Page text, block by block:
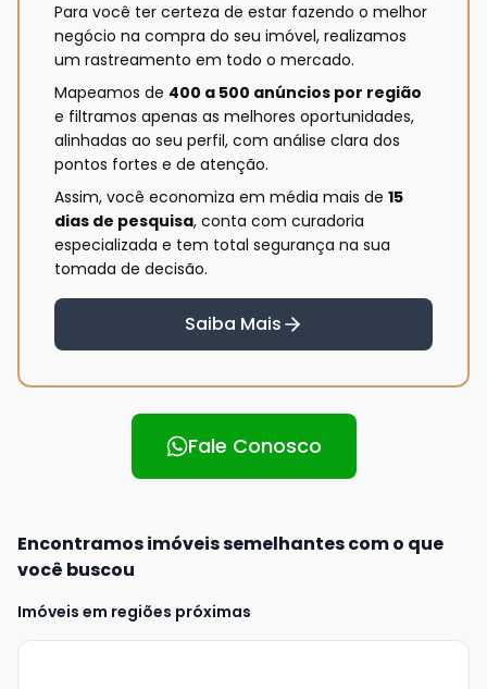
Para você ter certeza de estar fazendo o melhor
negócio na compra do seu imóvel, realizamos
um rastreamento em todo o mercado.
Mapeamos de 400 a 500 anúncios por região
e filtramos apenas as melhores oportunidades,
alinhadas ao seu perfil, com análise clara dos
pontos fortes e de atenção.
Assim, você economiza em média mais de 15
dias de pesquisa, conta com curadoria
especializada e tem total segurança na sua
tomada de decisão.
Saiba Mais
Fale Conosco
Encontramos imóveis semelhantes com o que
você buscou
Imóveis em regiões próximas